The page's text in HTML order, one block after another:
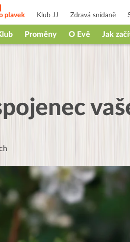
plavek Klub JJ Zdravá snídaně
Proměny O Evě Jak